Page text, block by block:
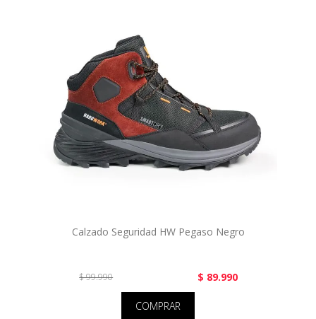
Calzado Seguridad HW Pegaso Negro
$ 99.990 $ 89.990
COMPRAR